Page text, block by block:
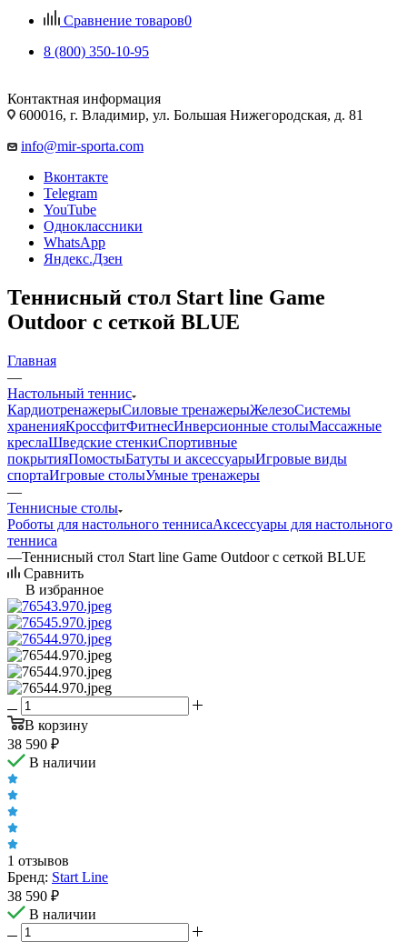
Сравнение товаров0
8 (800) 350-10-95
Контактная информация
600016, г. Владимир, ул. Большая Нижегородская, д. 81
info@mir-sporta.com
Вконтакте
Telegram
YouTube
Одноклассники
WhatsApp
Яндекс.Дзен
Теннисный стол Start line Game
Outdoor с сеткой BLUE
Главная
—
Настольный теннис
КардиотренажерыСиловые тренажерыЖелезоСистемы
храненияКроссфитФитнесИнверсионные столыМассажные
креслаШведские стенкиСпортивные
покрытияПомостыБатуты и аксессуарыИгровые виды
спортаИгровые столыУмные тренажеры
—
Теннисные столы
Роботы для настольного теннисаАксессуары для настольного
тенниса
—Теннисный стол Start line Game Outdoor с сеткой BLUE
Сравнить
В избранное
В корзину
38 590 ₽
В наличии
1 отзывов
Бренд: Start Line
38 590 ₽
В наличии